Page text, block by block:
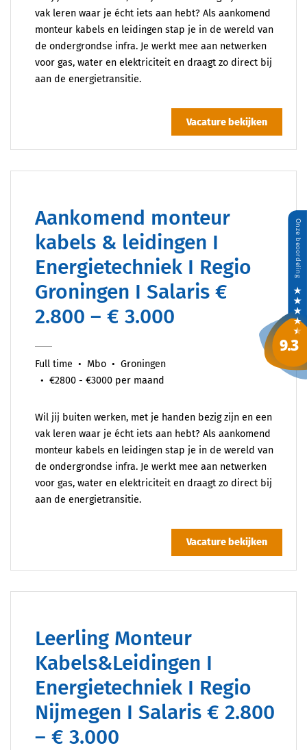
vak leren waar je écht iets aan hebt? Als aankomend
monteur kabels en leidingen stap je in de wereld van
de ondergrondse infra. Je werkt mee aan netwerken
voor gas, water en elektriciteit en draagt zo direct bij
aan de energietransitie.
Vacature bekijken
Aankomend monteur
kabels & leidingen I
Energietechniek I Regio
Groningen I Salaris €
2.800 – € 3.000
Full time Mbo
Groningen
€2800 - €3000 per maand
Wil jij buiten werken, met je handen bezig zijn en een
vak leren waar je écht iets aan hebt? Als aankomend
monteur kabels en leidingen stap je in de wereld van
de ondergrondse infra. Je werkt mee aan netwerken
voor gas, water en elektriciteit en draagt zo direct bij
aan de energietransitie.
Vacature bekijken
Leerling Monteur
Kabels&Leidingen I
Energietechniek I Regio
Nijmegen I Salaris € 2.800
– € 3.000